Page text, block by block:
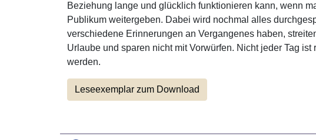
Beziehung lange und glücklich funktionieren kann, wenn
Publikum weitergeben. Dabei wird nochmal alles
verschiedene Erinnerungen an Vergangenes haben,
Urlaube und sparen nicht mit Vorwürfen. Nicht jeder Tag
werden.
Leseexemplar zum Download